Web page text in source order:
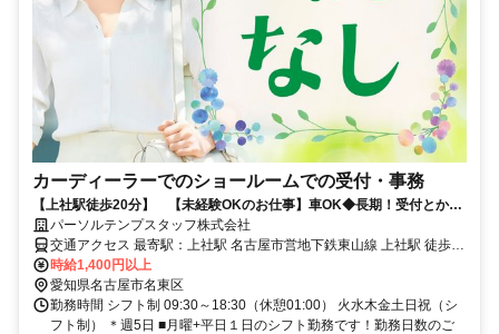
カーディーラーでのショールームでの受付・事務
【上社駅徒歩20分】 【未経験OKのお仕事】車OK◆長期！受付とかん
たん事務
パーソルテンプスタッフ株式会社
交通アクセス 最寄駅：上社駅 名古屋市営地下鉄東山線 上社駅 徒歩20
時給1,400円以上
愛知県名古屋市名東区
勤務時間 シフト制 09:30～18:30（休憩01:00） 火水木金土日祝（シ
フト制） ＊週5日 ■月曜+平日１日のシフト勤務です！勤務日数のご